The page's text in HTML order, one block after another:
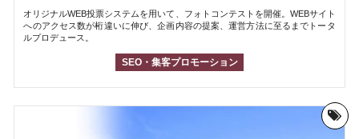
オリジナルWEB投票システムを用いて、フォトコンテストを開催。WEBサイト
へのアクセス数が桁違いに伸び、企画内容の提案、運営方法に至るまでトータ
ルプロデュース。
SEO・集客プロモーション